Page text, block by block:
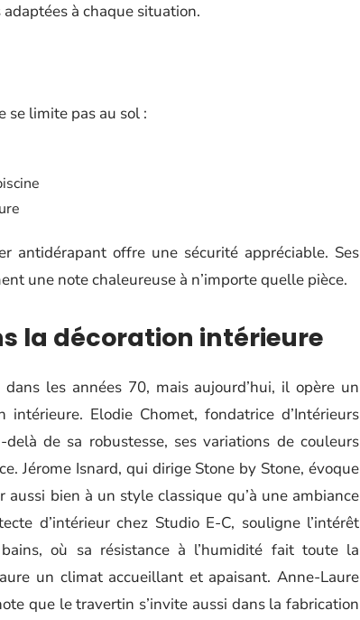
à chaque situation.
se limite pas au sol :
antidérapant offre une sécurité appréciable. Ses
une note chaleureuse à n’importe quelle pièce.
la décoration intérieure
les années 70, mais aujourd’hui, il opère un
Elodie Chomet, fondatrice d’Intérieurs
de sa robustesse, ses variations de couleurs
Jérome Isnard, qui dirige Stone by Stone, évoque
bien à un style classique qu’à une ambiance
d’intérieur chez Studio E-C, souligne l’intérêt
où sa résistance à l’humidité fait toute la
un climat accueillant et apaisant. Anne-Laure
que le travertin s’invite aussi dans la fabrication